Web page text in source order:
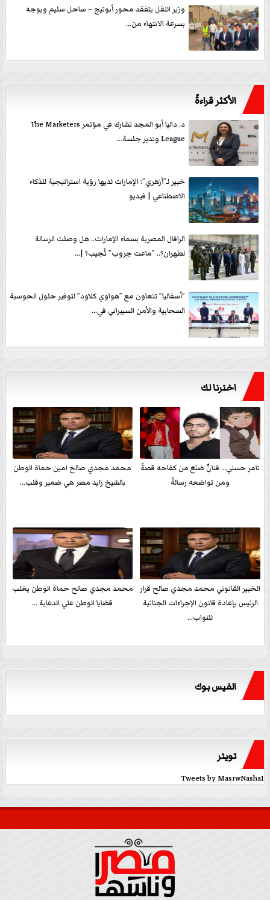
وزير النقل يتفقد محور أبوتيج – ساحل سليم ويوجه
بسرعة الانتهاء من...
الأكثر قراءةً
د. داليا أبو المجد تشارك في مؤتمر The Marketers
League وتدير جلسة...
خبير لـ”أزهري”: الإمارات لديها رؤية استراتيجية للذكاء
الاصطناعي | فيديو
الرافال المصرية بسماء الإمارات.. هل وصلت الرسالة
لطهران؟.. ”ماعت جروب” تُجيب؟ |...
”أسفاليا” تتعاون مع ”هواوي كلاود” لتوفير حلول الحوسبة
السحابية والأمن السيبراني في...
اخترنا لك
تامر حسني… فنانٌ صَنَعَ من كفاحه قصةً
ومن تواضعه رسالةً
محمد مجدي صالح امين حماة الوطن
بالشيخ زايد مصر هي ضمير وقلب...
الخبير القانوني محمد مجدي صالح قرار
الرئيس بإعادة قانون الإجراءات الجنائية
للنواب...
محمد مجدي صالح حماة الوطن يغلب
قضايا الوطن علي الدعاية ...
الفيس بوك
تويتر
Tweets by MasrwNasha1